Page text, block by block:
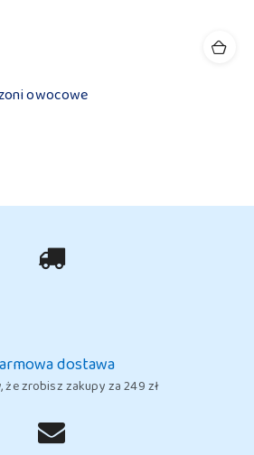
owocowe
dostawa
że zrobisz zakupy za 249 zł